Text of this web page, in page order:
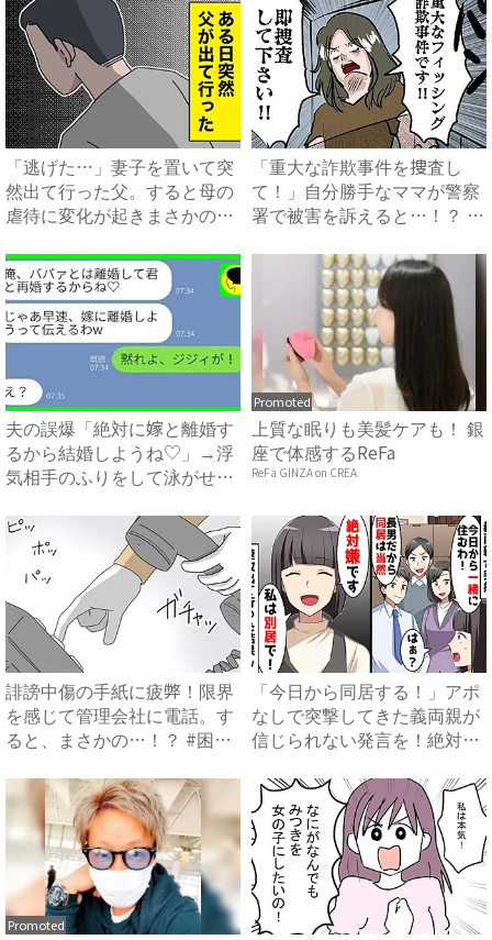
「逃げた…」妻子を置いて突
然出て行った父。すると母の
虐待に変化が起きまさかの…
「重大な詐欺事件を捜査し
て！」自分勝手なママが警察
署で被害を訴えると…！？ #
夫の誤爆「絶対に嫁と離婚す
るから結婚しようね♡」→浮
気相手のふりをして泳がせて
Promoted
上質な眠りも美髪ケアも！ 銀
座で体感するReFa
ReFa GINZA on CREA
誹謗中傷の手紙に疲弊！限界
を感じて管理会社に電話。す
ると、まさかの…！？ #困
「今日から同居する！」アポ
なしで突撃してきた義両親が
信じられない発言を！絶対嫌
Promoted